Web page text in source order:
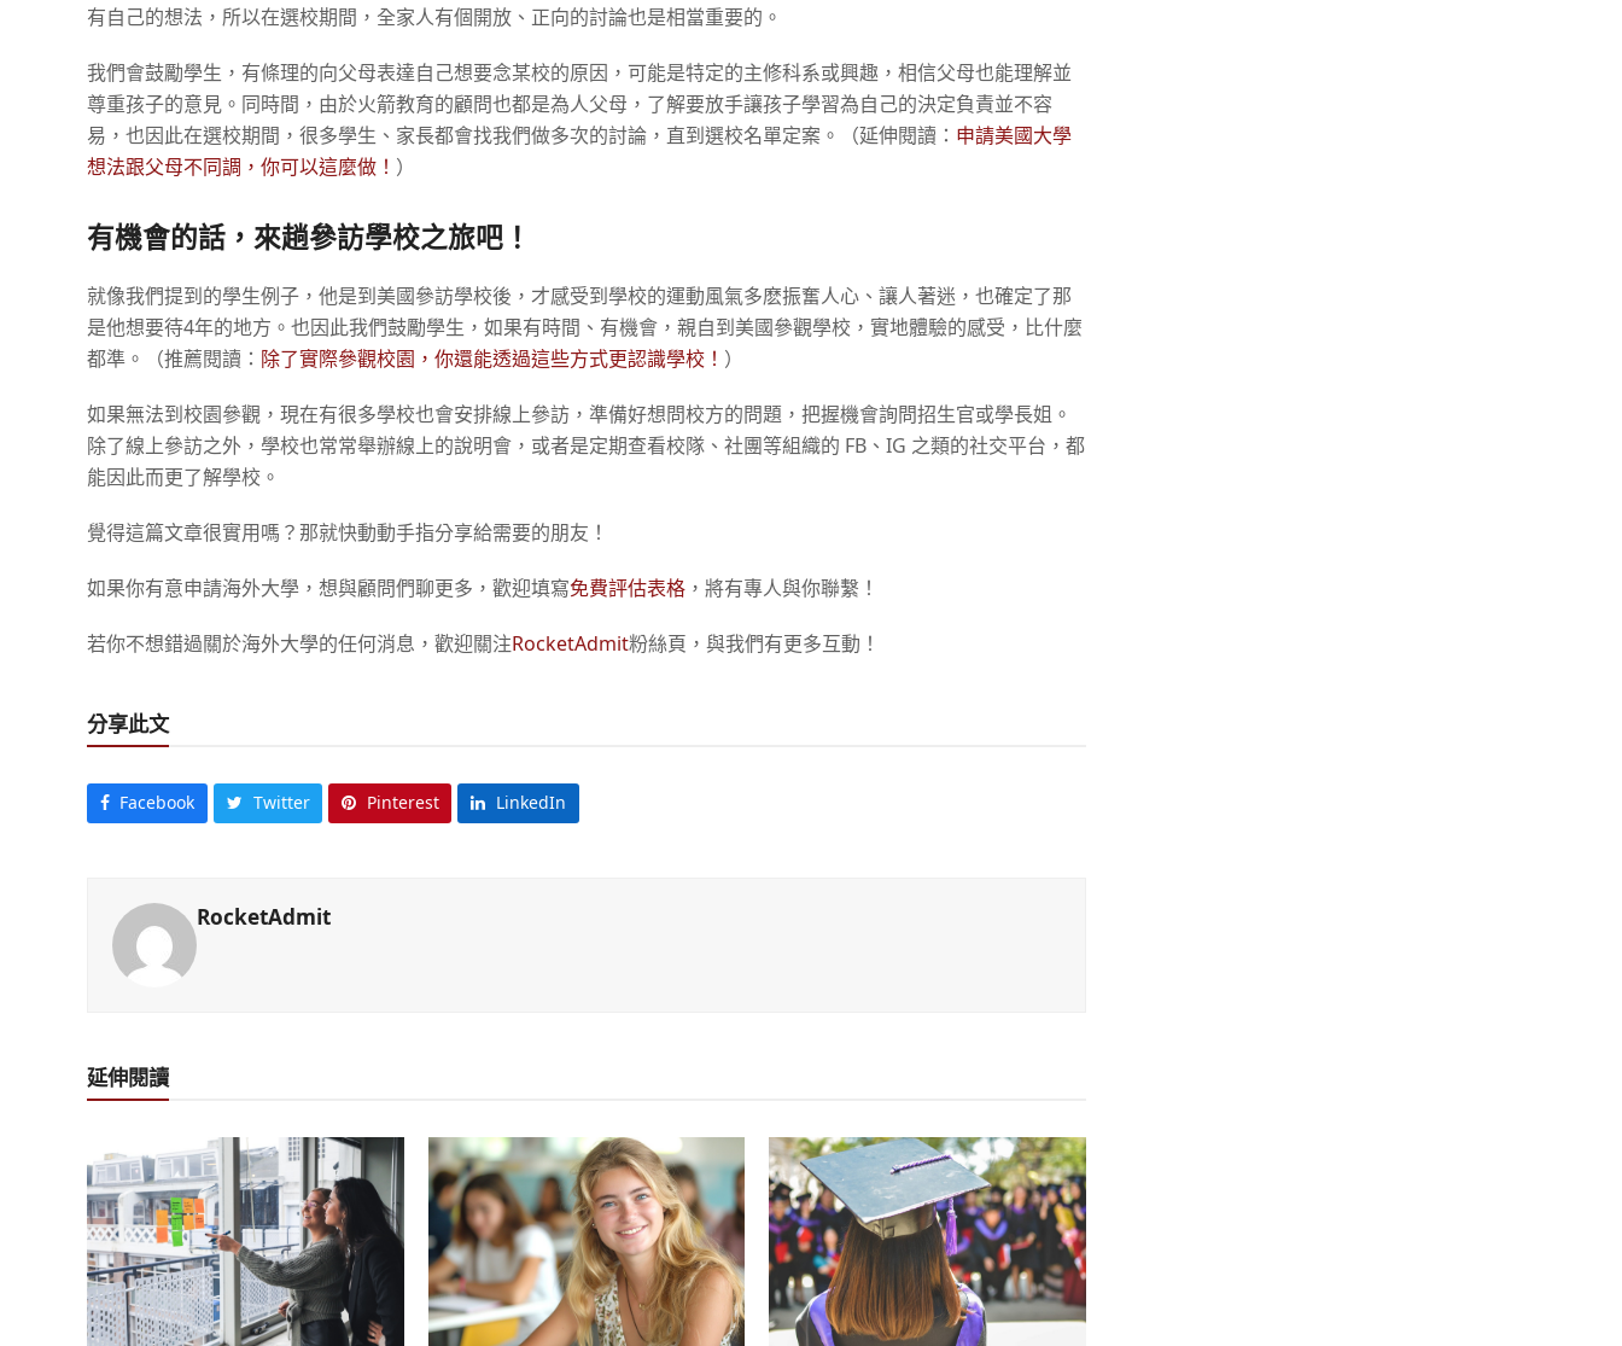
有自己的想法，所以在選校期間，全家人有個開放、正向的討論也是相當重要的。
我們會鼓勵學生，有條理的向父母表達自己想要念某校的原因，可能是特定的主修科系或興趣，相信父母也能理解並
尊重孩子的意見。同時間，由於火箭教育的顧問也都是為人父母，了解要放手讓孩子學習為自己的決定負責並不容
易，也因此在選校期間，很多學生、家長都會找我們做多次的討論，直到選校名單定案。（延伸閱讀： 申請美國大學
想法跟父母不同調，你可以這麼做！ ）
有機會的話，來趟參訪學校之旅吧！
就像我們提到的學生例子，他是到美國參訪學校後，才感受到學校的運動風氣多麽振奮人心、讓人著迷，也確定了那
是他想要待4年的地方。也因此我們鼓勵學生，如果有時間、有機會，親自到美國參觀學校，實地體驗的感受，比什麼
都準。（推薦閱讀： 除了實際參觀校園，你還能透過這些方式更認識學校！ ）
如果無法到校園參觀，現在有很多學校也會安排線上參訪，準備好想問校方的問題，把握機會詢問招生官或學長姐。
除了線上參訪之外，學校也常常舉辦線上的說明會，或者是定期查看校隊、社團等組織的 FB、IG 之類的社交平台，都
能因此而更了解學校。
覺得這篇文章很實用嗎？那就快動動手指分享給需要的朋友！
如果你有意申請海外大學，想與顧問們聊更多，歡迎填寫免費評估表格 ，將有專人與你聯繫！
若你不想錯過關於海外大學的任何消息，歡迎關注RocketAdmit粉絲頁，與我們有更多互動！
分享此文
Facebook Twitter Pinterest LinkedIn
RocketAdmit
延伸閱讀